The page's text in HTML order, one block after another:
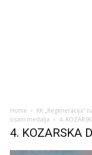
Home
KK „Regeneracija“
osam medalja
4.
4. KOZARSKA